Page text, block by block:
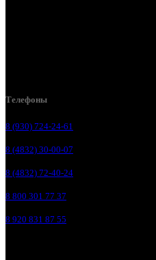
Телефоны
8 (930) 724-24-61
8 (4832) 30-00-07
8 (4832) 72-40-24
8 800 301 77 37
8 920 831 87 55